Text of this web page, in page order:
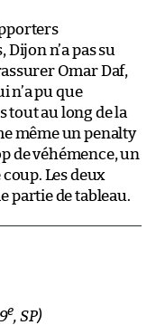
n’a pas su
Omar Daf,
n’a pu que
tout au long de la
même un penalty
de véhémence, un
Les deux
partie de tableau.
e, SP)